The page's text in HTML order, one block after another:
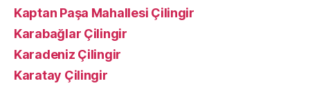
Kaptan Paşa Mahallesi Çilingir
Karabağlar Çilingir
Karadeniz Çilingir
Karatay Çilingir